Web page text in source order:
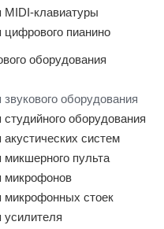
клавиатуры
пианино
оборудования
оборудования
оборудования
систем
пульта
микрофонов
микрофонных стоек